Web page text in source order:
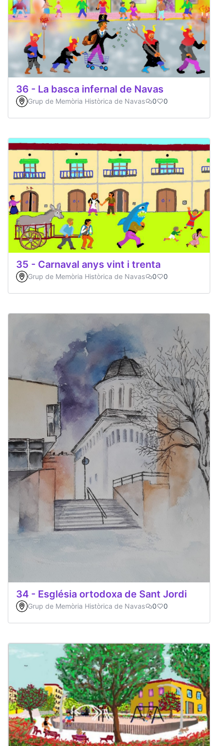
36 - La basca infernal de Navas
Grup de Memòria Històrica de Navas 0 0
35 - Carnaval anys vint i trenta
Grup de Memòria Històrica de Navas 0 0
34 - Església ortodoxa de Sant Jordi
Grup de Memòria Històrica de Navas 0 0